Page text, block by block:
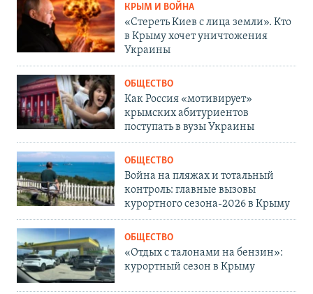
КРЫМ И ВОЙНА
«Стереть Киев с лица земли». Кто
в Крыму хочет уничтожения
Украины
ОБЩЕСТВО
Как Россия «мотивирует»
крымских абитуриентов
поступать в вузы Украины
ОБЩЕСТВО
Война на пляжах и тотальный
контроль: главные вызовы
курортного сезона-2026 в Крыму
ОБЩЕСТВО
«Отдых с талонами на бензин»:
курортный сезон в Крыму